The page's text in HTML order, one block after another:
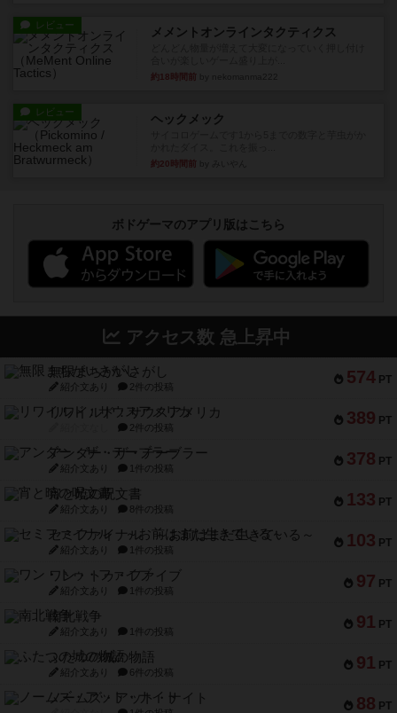
レビュー メメントオンラインタクティクス
約18時間前
レビュー ヘックメック
約20時間前
ボドゲーマのアプリ版はこちら
アクセス数 急上昇中
574 PT
無限まちがいさがし
紹介文あり 2件の投稿
389 PT
リワイルド：サウスアメリカ
2件の投稿
378 PT
アンダー・ザ・テーブラー
紹介文あり 1件の投稿
133 PT
宵と暁の呪文書
紹介文あり 8件の投稿
103 PT
セミファイナル ～お前はまだ生きている～
紹介文あり 1件の投稿
97 PT
ワン・トゥ・ファイブ
紹介文あり 1件の投稿
91 PT
南北戦争
紹介文あり 1件の投稿
91 PT
ふたつの城の物語
紹介文あり 6件の投稿
88 PT
ノームズ・アット・ナイト